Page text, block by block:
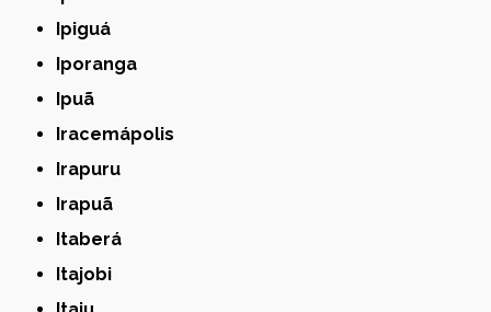
Ipiguá
Iporanga
Ipuã
Iracemápolis
Irapuru
Irapuã
Itaberá
Itajobi